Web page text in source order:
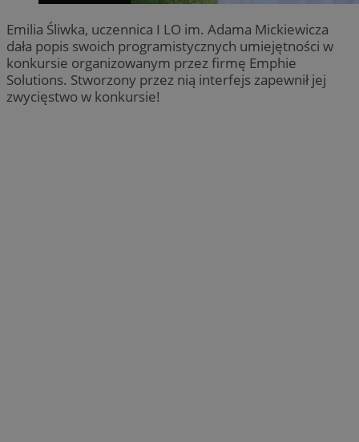
Emilia Śliwka, uczennica I LO im. Adama Mickiewicza
dała popis swoich programistycznych umiejętności w
konkursie organizowanym przez firmę Emphie
Solutions. Stworzony przez nią interfejs zapewnił jej
zwycięstwo w konkursie!